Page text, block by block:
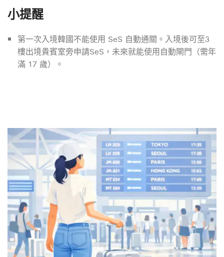
小提醒
第一次入境韓國不能使用 SeS 自動通關。入境後可至3
樓出境貴賓室旁申請SeS，未來就能使用自動閘門（需年
滿 17 歲）。